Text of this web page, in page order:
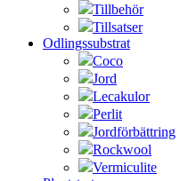
Tillbehör
Tillsatser
Odlingssubstrat
Coco
Jord
Lecakulor
Perlit
Jordförbättring
Rockwool
Vermiculite